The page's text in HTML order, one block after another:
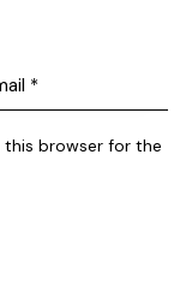
this browser for the